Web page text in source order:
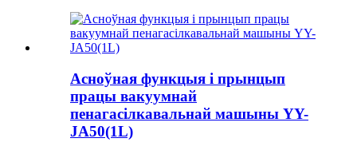
Асноўная функцыя і прынцып
працы вакуумнай
пенагасілкавальнай машыны YY-
JA50(1L)